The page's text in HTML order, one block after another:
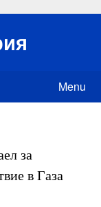
Menu
за
в Газа